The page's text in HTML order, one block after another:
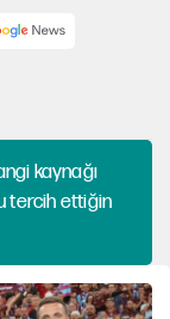
kaynağı
tercih ettiğin